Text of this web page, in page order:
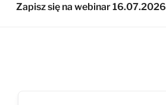
Zapisz się na webinar 16.07.2026